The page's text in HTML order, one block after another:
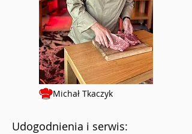
Michał Tkaczyk
Udogodnienia i serwis: